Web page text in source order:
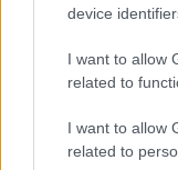
device
I want to allow
related to
I want to allow
related to
Dráma
turbópékek
miatt vizsgálják!